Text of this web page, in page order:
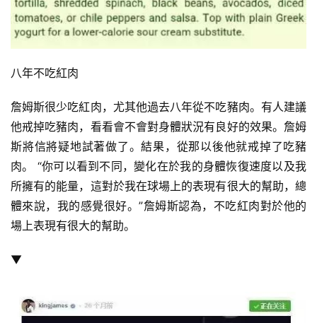
減
計
有
氧
運
動
訓
心
力
八年不吃紅肉
詹姆斯很少吃紅肉，尤其他過去八年從不吃豬肉。有人建議
他戒掉吃豬肉，看看會不會對身體狀況有良好的效果。詹姆
斯將信將疑地試著做了。結果，從那以後他就戒掉了吃豬
肉。 “你可以看到不同，變化在於我的身體恢復速度以及我
所擁有的能量，這對於我在球場上的表現有很大的幫助，總
體來說，我的感覺很好。”詹姆斯認為，不吃紅肉對於他的
場上表現有很大的幫助。
▼